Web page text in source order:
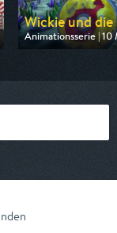
Wickie und die
Animationsserie | 10
Ausgestrahlt von ZDF